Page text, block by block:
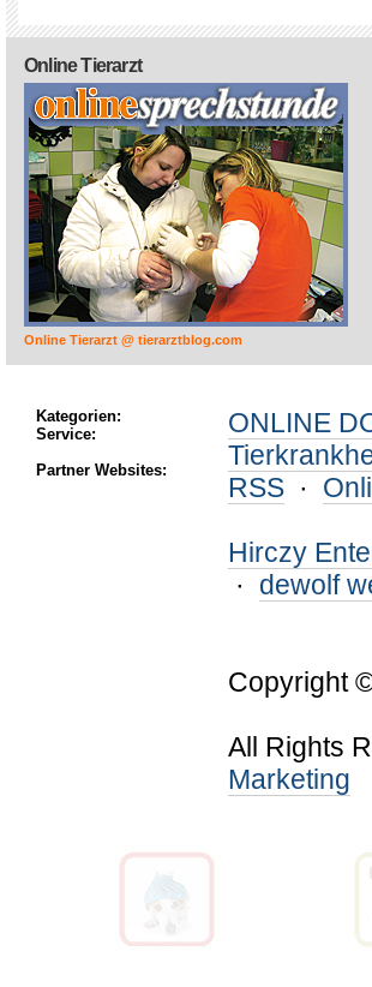
Online Tierarzt
Online Tierarzt @ tierarztblog.com
Kategorien:
Service:
Partner Websites:
ONLINE
RSS ·
Hirczy
· dewolf
Copyright
All Rights
Marketing